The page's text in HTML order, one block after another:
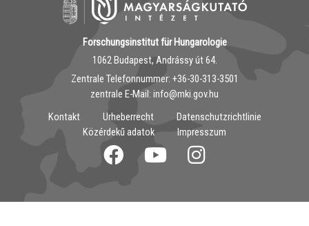
Forschungsinstitut für Hungarologie
1062 Budapest, Andrássy út 64.
Zentrale Telefonnummer: ‭+36-30-313-3501
zentrale E-Mail: info@mki.gov.hu
Kontakt
Urheberrecht
Datenschutzrichtlinie
Közérdekű adatok
Impresszum